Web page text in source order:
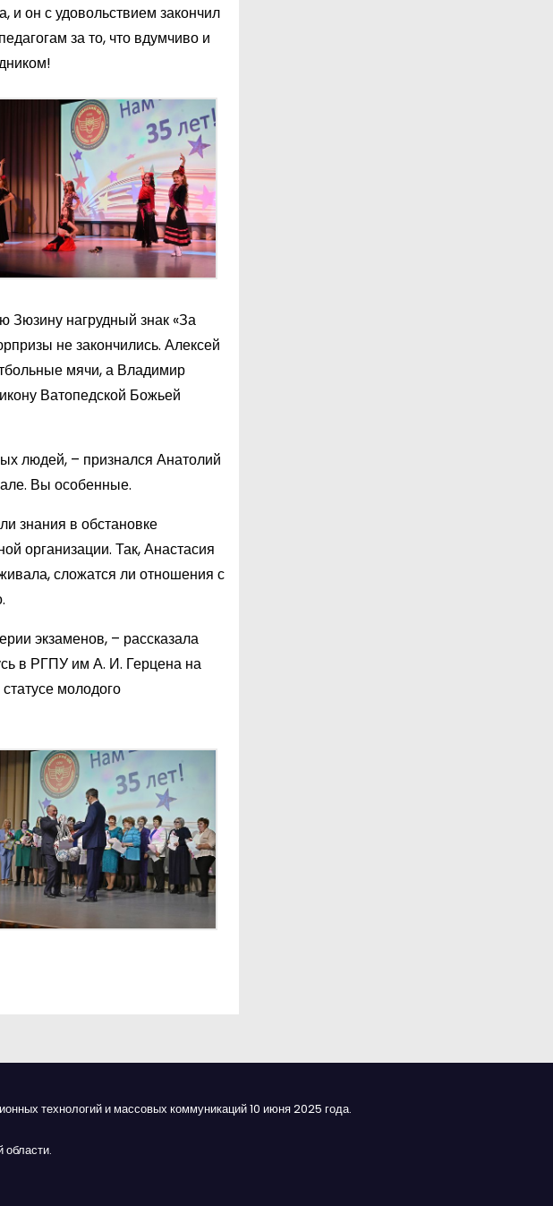
и он с удовольствием закончил
за то, что вдумчиво и
Зюзину нагрудный знак «За
не закончились. Алексей
мячи, а Владимир
Ватопедской Божьей
людей, – признался Анатолий
Вы особенные.
знания в обстановке
организации. Так, Анастасия
сложатся ли отношения с
экзаменов, – рассказала
в РГПУ им А. И. Герцена на
молодого
технологий и массовых коммуникаций 10 июня 2025 года.
области.